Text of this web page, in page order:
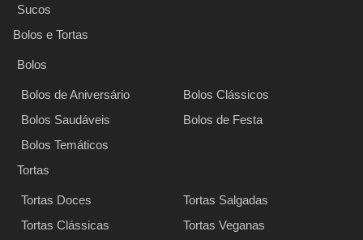
Sucos
Bolos e Tortas
Bolos
Bolos de Aniversário
Bolos Clássicos
Bolos Saudáveis
Bolos de Festa
Bolos Temáticos
Tortas
Tortas Doces
Tortas Salgadas
Tortas Clássicas
Tortas Veganas